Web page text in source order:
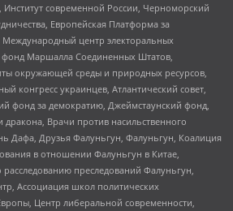
Институт современной России, Черноморский
Европейская Платформа за
центр электоральных
фонд Маршалла Соединенных Штатов,
окружающей среды и природных ресурсов,
конгресс украинцев, Атлантический совет,
фонд за демократию, Джеймстаунский фонд,
Врачи против насильственного
Дафа, Друзья Фалуньгун, Фалуньгун, Коалиция
в отношении Фалуньгун в Китае,
преследований Фалуньгун,
Ассоциация школ политических
Центр либеральной современности,